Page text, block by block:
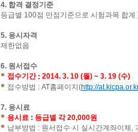
4. 합격 결정기준
등급별 100점 만점기준으로 시험과목 합계
5. 응시자격
제한없음
6. 원서접수
접수기간 : 2014. 3. 10 (월) ~ 3. 19 (수)
접수방법 : AT홈페이지 (http://
7. 응시료
응시료 : 등급별 각20,000원
납부방법 : 원서접수 시 실시간계좌이체 ,